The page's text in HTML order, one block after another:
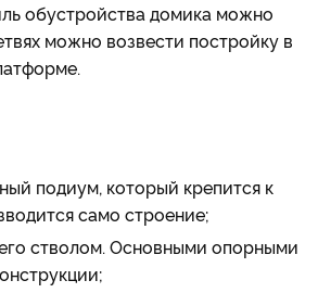
обустройства домика можно
можно возвести постройку в
подиум, который крепится к
само строение;
стволом. Основными опорными